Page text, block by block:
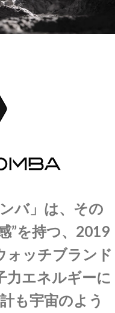
バ」は、その
”を持つ、2019
ォッチブランド
力エネルギーに
も宇宙のよう